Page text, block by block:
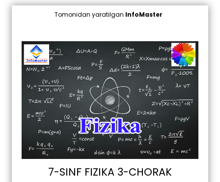
Tomonidan yaratilgan InfoMaster
7-SINF FIZIKA 3-CHORAK